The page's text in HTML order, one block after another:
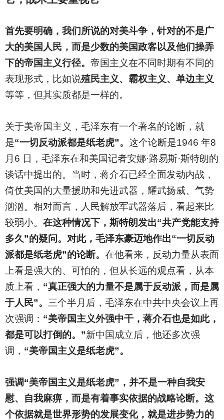
首先要明确，我们所说的对美斗争，针对的不是广
大的美国人民，而是少数的美国政客以及他们操弄
下的帝国主义行径。 帝国主义在不同时期有不同的
表现形式，比如说殖民主义、霸权主义、单边主义
等等，但其实质都是一样的。
关于美帝国主义，毛泽东有一个著名的论断，就
是“一切反动派都是纸老虎”。 这个论断是1946 年8
月6 日，毛泽东在和美国记者安娜·路易斯·斯特朗的
谈话中提出的。当时，蒋介石已经全面发动内战，
倚仗美国的大量援助和先进武器，耀武扬威、气势
汹汹。相对而言，人民解放军武器落后，看起来比
较弱小。 在这种情况下，斯特朗发出“共产党能支持
多久”的疑问。对此，毛泽东豪迈地作出“一切反动
派都是纸老虎”的论断。 在他看来，反动力量从表面
上看是强大的、可怕的，但从长远的观点看，从本
质上看， “真正强大的力量不是属于反动派，而是属
于人民”。 三个半月后，毛泽东在中共中央会议上再
次强调： “美帝国主义外强中干，蒋介石也是如此，
都是可以打倒的。”新中国成立后，他还多次强
调， “美帝国主义是纸老虎”。
强调“美帝国主义是纸老虎”，并不是一种自我安
慰、自我麻痹，而是有着事实依据的战略论断。这
个依据就是世界形势的发展变化，就是进步势力的